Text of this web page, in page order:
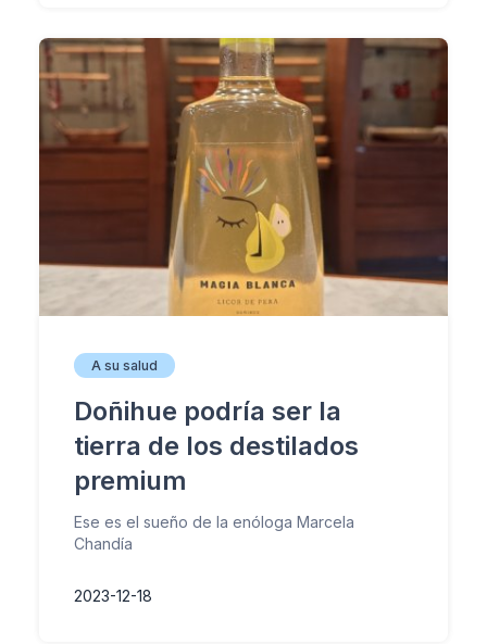
A su salud
Doñihue podría ser la
tierra de los destilados
premium
Ese es el sueño de la enóloga Marcela
Chandía
2023-12-18